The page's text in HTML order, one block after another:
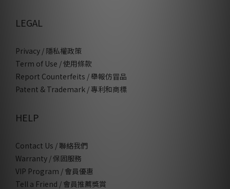
LEGAL
Privacy / 隱私權政策
Term of Use / 使用條款
Report Counterfeits / 舉報仿冒品
Patent & Trademark / 專利和商標
HELP
Contact Us / 聯絡我們
Warranty / 保固服務
VIP Program / 會員優惠
Tell a Friend / 會員推薦獎賞